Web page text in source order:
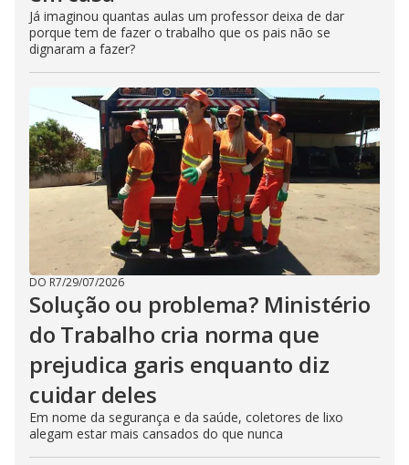
Já imaginou quantas aulas um professor deixa de dar
porque tem de fazer o trabalho que os pais não se
dignaram a fazer?
DO R7/29/07/2026
Solução ou problema? Ministério
do Trabalho cria norma que
prejudica garis enquanto diz
cuidar deles
Em nome da segurança e da saúde, coletores de lixo
alegam estar mais cansados do que nunca